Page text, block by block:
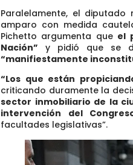
Paralelamente, el diputado
amparo con medida
Pichetto argumenta que el
Nación” y pidió que se
“manifiestamente
“Los que están
criticando duramente la
sector inmobiliario de la
intervención del
facultades legislativas”.